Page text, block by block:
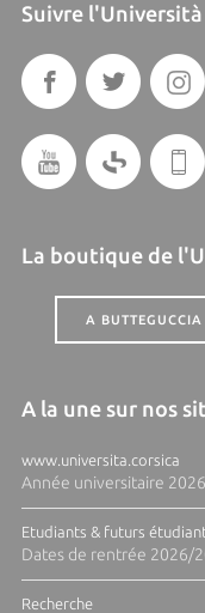
Suivre l'Università
La boutique de
A BUTTEGUCCIA
A la une sur nos
www.universita.corsica
Année universitaire
Etudiants & futurs
Dates de rentrée 2026/
Recherche